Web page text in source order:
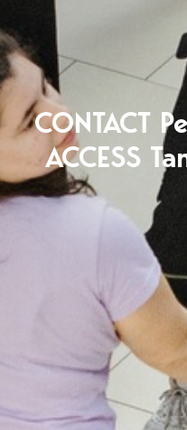
CONTACT
ACCESS